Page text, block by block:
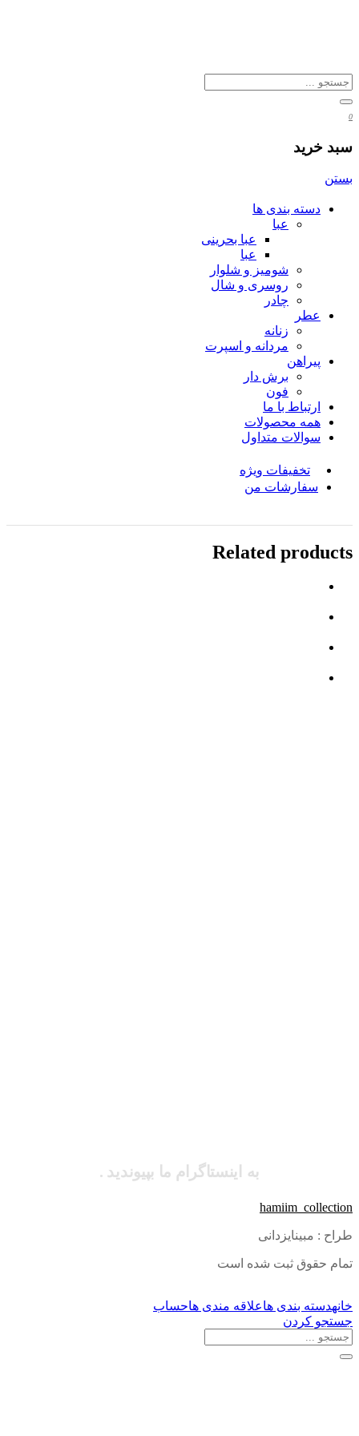
0
سبد خرید
بستن
دسته بندی ها
عبا
عبا بحرینی
عبا
شومیز و شلوار
روسری و شال
چادر
عطر
زنانه
مردانه و اسپرت
پیراهن
برش دار
فون
ارتباط با ما
همه محصولات
سوالات متداول
تخفیفات ویژه
سفارشات من
Related products
به اینستاگرام ما بپیوندید .
hamiim_collection
طراح : مبینایزدانی
تمام حقوق ثبت شده است
خانهدسته بندی هاعلاقه مندی هاحساب
جستجو کردن